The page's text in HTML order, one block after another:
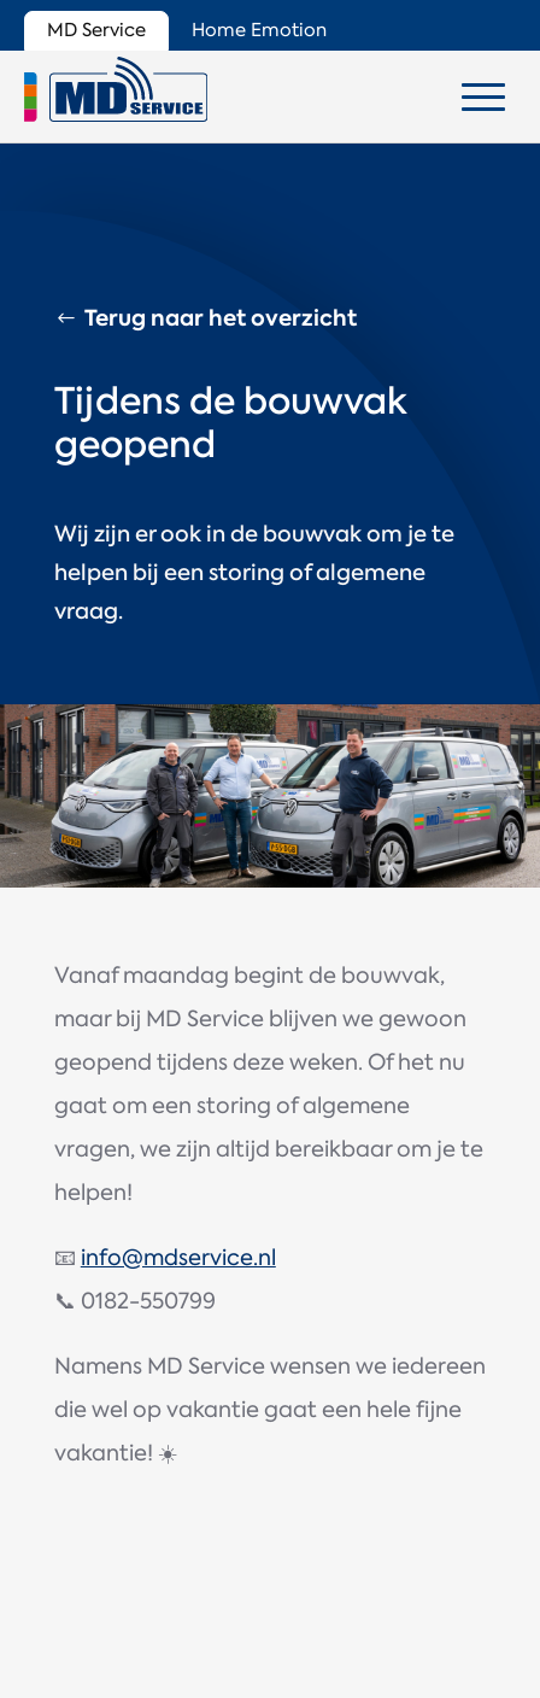
MD Service Home Emotion
Terug naar het overzicht
Tijdens de bouwvak
geopend
Wij zijn er ook in de bouwvak om je te
helpen bij een storing of algemene
vraag.
Vanaf maandag begint de bouwvak,
maar bij MD Service blijven we gewoon
geopend tijdens deze weken. Of het nu
gaat om een storing of algemene
vragen, we zijn altijd bereikbaar om je te
helpen!
📧 info@mdservice.nl
📞 0182-550799
Namens MD Service wensen we iedereen
die wel op vakantie gaat een hele fijne
vakantie! ☀️